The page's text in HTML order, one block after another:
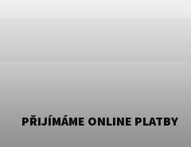
PŘIJÍMÁME ONLINE PLATBY